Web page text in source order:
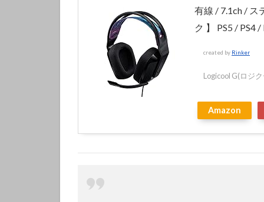
有線 / 7.1ch / ス
ク 】 PS5 /
created by Rinker
Logicool G(ロジ
Amazon